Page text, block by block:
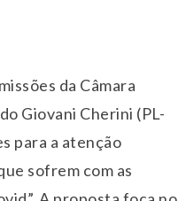
da Câmara
Giovani Cherini (PL-
para a atenção
sofrem com as